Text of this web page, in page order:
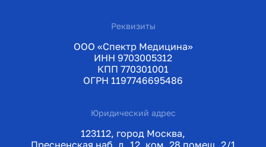
Реквизиты
ООО «Спектр Медицина»
ИНН 9703005312
КПП 770301001
ОГРН 1197746695486
Юридический адрес
123112, город Москва,
Пресненская наб, д. 12, ком. 28 помещ. 2/1